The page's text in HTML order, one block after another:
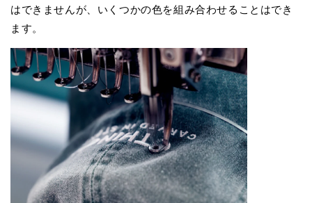
はできませんが、いくつかの色を組み合わせることはでき
ます。